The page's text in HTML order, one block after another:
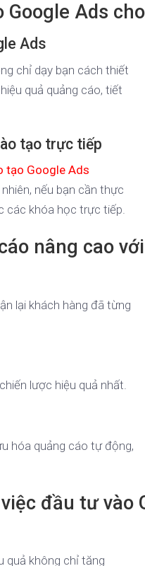
Google Ads
Ads
chỉ dạy bạn cách thiết
quả quảng cáo, tiết
tạo trực tiếp
tạo Google Ads
nếu bạn cần thực
các khóa học trực tiếp.
nâng cao
lại khách hàng đã từng
lược hiệu quả nhất.
hóa quảng cáo tự động,
đầu tư vào
quả không chỉ tăng